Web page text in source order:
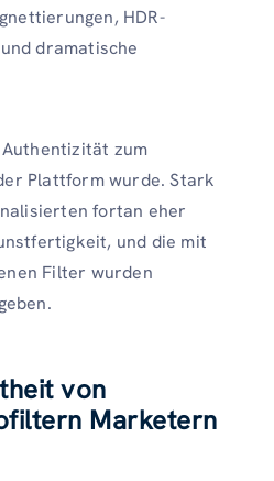
HDR-
dramatische
zum
Plattform wurde. Stark
fortan eher
und die mit
Filter wurden
von
Marketern